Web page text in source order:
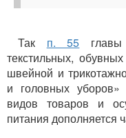
Так п. 55
текстильных,
швейной и
и головных
видов товаров и
питания дополняется